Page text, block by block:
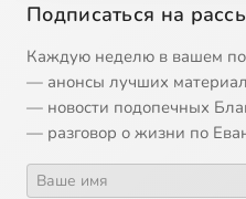
13 Бoльшe, чeм
14 О. Владимир
15
Подписаться на
Каждую неделю в вашем
— анонсы лучших
— новости подопечных
— разговор о жизни по